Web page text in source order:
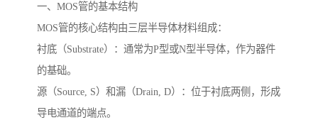
一、MOS管的基本结构
MOS管的核心结构由三层半导体材料组成：
衬底（Substrate）：通常为P型或N型半导体，作为器件
的基础。
源（Source, S）和漏（Drain, D）：位于衬底两侧，形成
导电通道的端点。